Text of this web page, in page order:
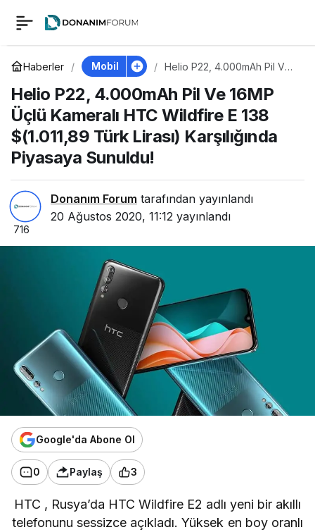
Haberler Mobil
Helio P22, 4.000mAh Pil Ve
Wildfire E 138 $(1.011,89
Türk Lirası) Karşılığında
Piyasaya Sunuldu!
Helio P22, 4.000mAh Pil Ve 16MP
Üçlü Kameralı HTC Wildfire E 138
$(1.011,89 Türk Lirası) Karşılığında
Piyasaya Sunuldu!
Donanım Forum tarafından yayınlandı
20 Ağustos 2020, 11:12 yayınlandı
716
Google'da Abone Ol
0 Paylaş 3
HTC , Rusya’da HTC Wildfire E2 adlı yeni bir akıllı
telefonunu sessizce açıkladı. Yüksek en boy oranlı
Helio P22, 4.000mAh
Pil Ve 16MP Üçlü
Kameralı HTC
Wildfire E 138
Karşılığında Piyasaya